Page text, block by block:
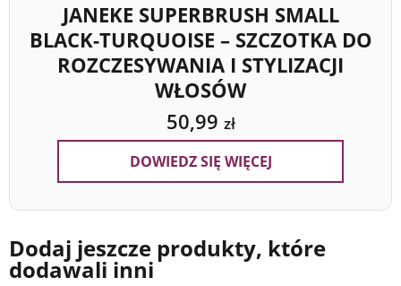
JANEKE SUPERBRUSH SMALL
BLACK-TURQUOISE – SZCZOTKA DO
ROZCZESYWANIA I STYLIZACJI
WŁOSÓW
50,99 zł
DOWIEDZ SIĘ WIĘCEJ
Dodaj jeszcze produkty, które
dodawali inni